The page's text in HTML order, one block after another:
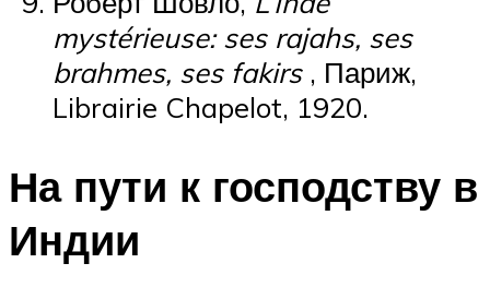
mystérieuse: ses rajahs, ses
brahmes, ses fakirs, Париж,
Librairie Chapelot, 1920.
На пути к господству в
Индии